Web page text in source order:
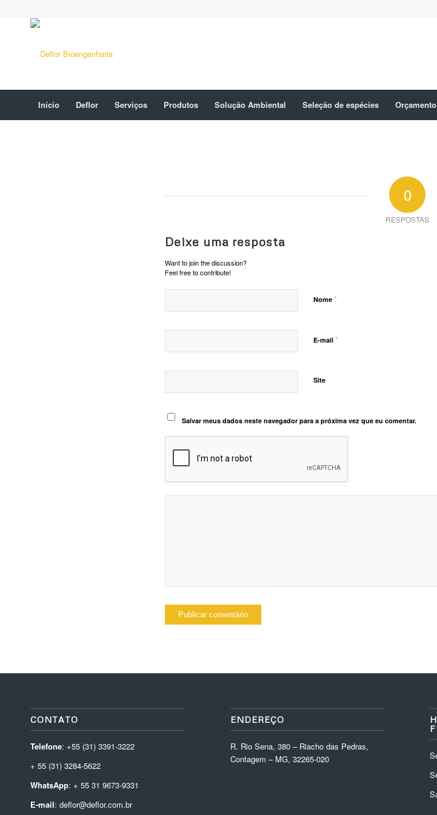
Início Deflor Serviços Produtos Solução Ambiental Seleção de espécies Orçamento
0
RESPOSTAS
Deixe uma resposta
Want to join the discussion?
Feel free to contribute!
Nome *
E-mail *
Site
Salvar meus dados neste navegador para a próxima vez que eu comentar.
CONTATO
Telefone: +55 (31) 3391-3222
+ 55 (31) 3284-5622
WhatsApp: + 55 31 9673-9331
E-mail: deflor@deflor.com.br
ENDEREÇO
R. Rio Sena, 380 – Riacho das Pedras,
Contagem – MG, 32265-020